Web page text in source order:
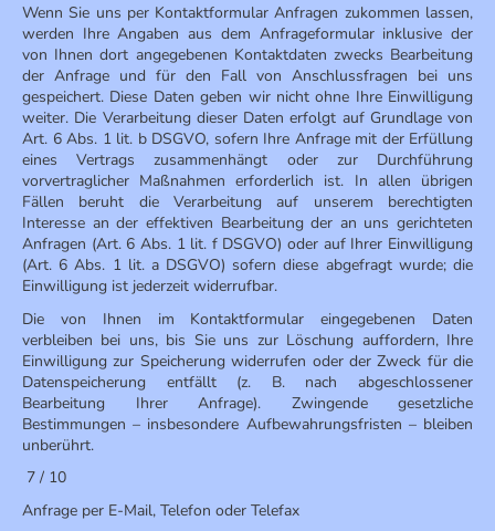
Wenn Sie uns per Kontaktformular Anfragen zukommen lassen,
werden Ihre Angaben aus dem Anfrageformular inklusive der
von Ihnen dort angegebenen Kontaktdaten zwecks Bearbeitung
der Anfrage und für den Fall von Anschlussfragen bei uns
gespeichert. Diese Daten geben wir nicht ohne Ihre Einwilligung
weiter. Die Verarbeitung dieser Daten erfolgt auf Grundlage von
Art. 6 Abs. 1 lit. b DSGVO, sofern Ihre Anfrage mit der Erfüllung
eines Vertrags zusammenhängt oder zur Durchführung
vorvertraglicher Maßnahmen erforderlich ist. In allen übrigen
Fällen beruht die Verarbeitung auf unserem berechtigten
Interesse an der effektiven Bearbeitung der an uns gerichteten
Anfragen (Art. 6 Abs. 1 lit. f DSGVO) oder auf Ihrer Einwilligung
(Art. 6 Abs. 1 lit. a DSGVO) sofern diese abgefragt wurde; die
Einwilligung ist jederzeit widerrufbar.
Die von Ihnen im Kontaktformular eingegebenen Daten
verbleiben bei uns, bis Sie uns zur Löschung auffordern, Ihre
Einwilligung zur Speicherung widerrufen oder der Zweck für die
Datenspeicherung entfällt (z. B. nach abgeschlossener
Bearbeitung Ihrer Anfrage). Zwingende gesetzliche
Bestimmungen – insbesondere Aufbewahrungsfristen – bleiben
unberührt.
7 / 10
Anfrage per E-Mail, Telefon oder Telefax